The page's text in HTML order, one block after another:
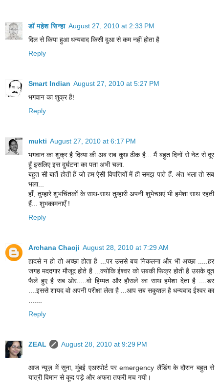
डॉ महेश सिन्हा August 27, 2010 at 2:33 PM
दिल से किया हुआ धन्यवाद किसी दुआ से कम नहीं होता है
Reply
Smart Indian August 27, 2010 at 5:27 PM
भगवान का शुक्र है!
Reply
mukti August 27, 2010 at 6:17 PM
भगवान का शुक्र है दिव्या की अब सब कुछ ठीक है... मैं बहुत दिनों से नेट से दूर
हूँ इसलिए इस दुर्घटना का पता अभी चला.
बहुत सी बातें होती हैं जो हम ऐसी विपत्तियों में ही समझ पाते हैं. अंत भला तो सब
भला...
हाँ, तुम्हारे शुभचिंतकों के साथ-साथ तुम्हारी अपनी शुभेच्छाएं भी हमेशा साथ रहती
हैं... शुभकामनाएँ !
Reply
Archana Chaoji August 28, 2010 at 7:29 AM
हादसे न हो तो अच्छा होता है ...पर उससे बच निकलना और भी अच्छा .....हर
जगह मददगार मौजूद होते है ...क्योकि ईश्वर को सबकी फिक्र होती है उसके दूत
फैले हुए है सब ओर.....वो हिम्मत और हौसले का साथ हमेशा देता है ....डर
....इससे शायद वो अपनी परीक्षा लेता है ...आप सब सकुशल है धन्यवाद ईश्वर का
Reply
ZEAL
August 28, 2010 at 9:29 PM
आज न्यूज़ में सुना, मुंबई एअरपोर्ट पर emergency लैंडिंग के दौरान बहुत से
यात्री विमान से कूद पड़े और अफरा तफरी मच गयी।